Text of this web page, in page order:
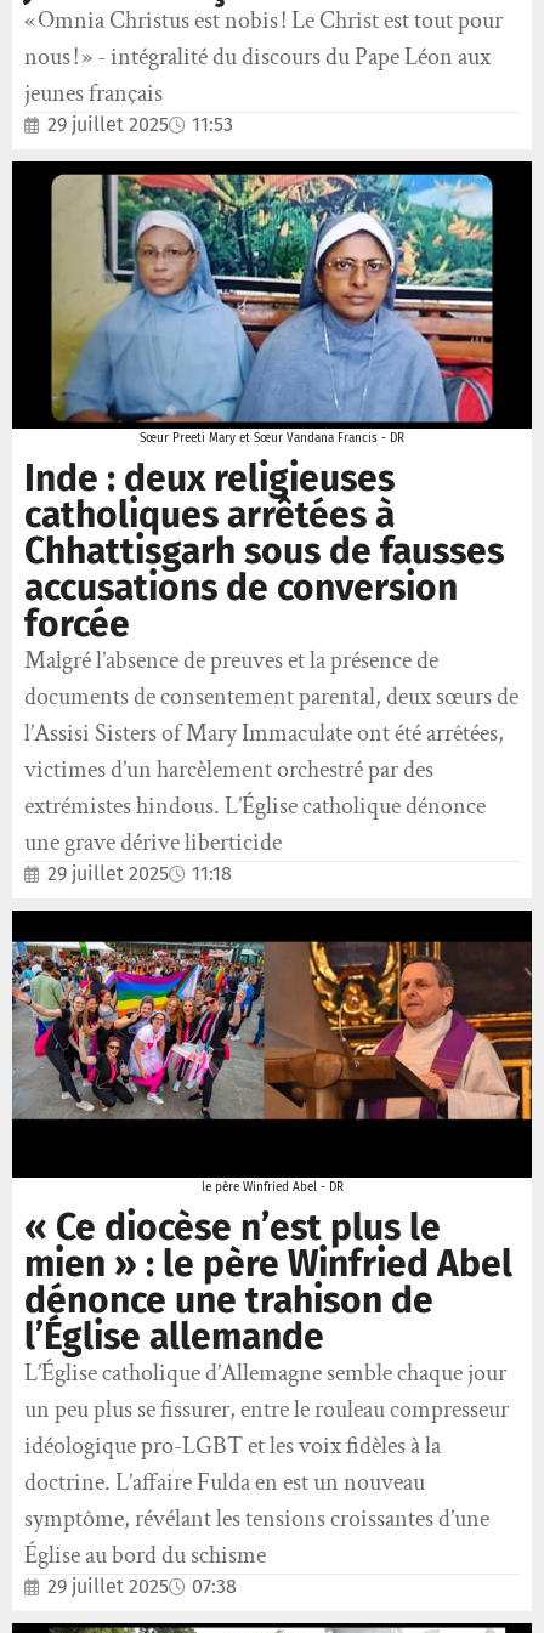
« Omnia Christus est nobis ! Le Christ est tout pour
nous ! » - intégralité du discours du Pape Léon aux
jeunes français
29 juillet 2025 11:53
Sœur Preeti Mary et Sœur Vandana Francis - DR
Inde : deux religieuses
catholiques arrêtées à
Chhattisgarh sous de fausses
accusations de conversion
forcée
Malgré l’absence de preuves et la présence de
documents de consentement parental, deux sœurs de
l’Assisi Sisters of Mary Immaculate ont été arrêtées,
victimes d’un harcèlement orchestré par des
extrémistes hindous. L’Église catholique dénonce
une grave dérive liberticide
29 juillet 2025 11:18
le père Winfried Abel - DR
« Ce diocèse n’est plus le
mien » : le père Winfried Abel
dénonce une trahison de
l’Église allemande
L’Église catholique d’Allemagne semble chaque jour
un peu plus se fissurer, entre le rouleau compresseur
idéologique pro-LGBT et les voix fidèles à la
doctrine. L’affaire Fulda en est un nouveau
symptôme, révélant les tensions croissantes d’une
Église au bord du schisme
29 juillet 2025 07:38